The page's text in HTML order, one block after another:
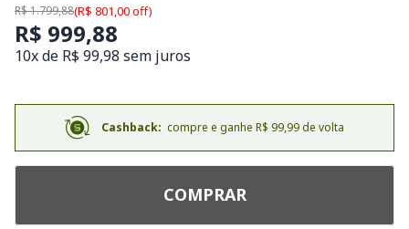
R$ 1.799,88(R$ 801,00 off)
R$ 999,88
10x de R$ 99,98 sem juros
Cashback: compre e ganhe R$ 99,99 de volta
COMPRAR